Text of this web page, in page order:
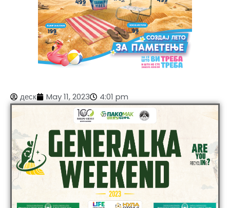
деск May 11, 2023 4:01 pm